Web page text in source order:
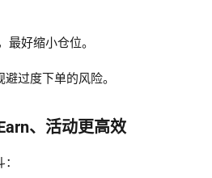
最好缩小仓位。
过度下单的风险。
、活动更高效